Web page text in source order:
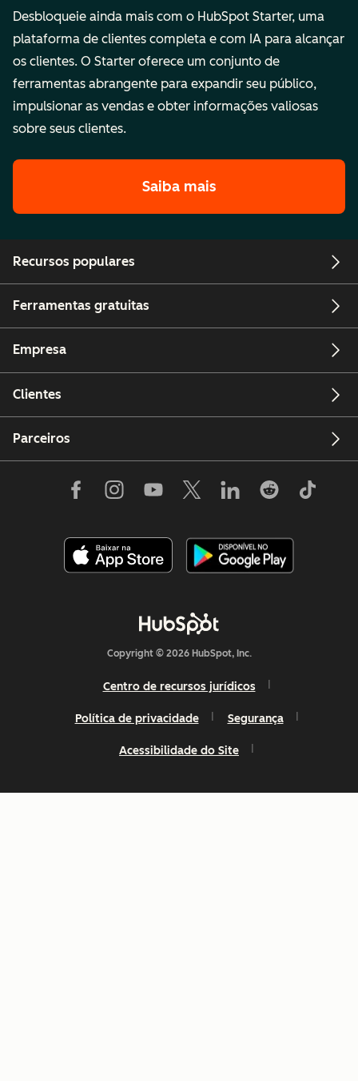
Desbloqueie ainda mais com o HubSpot Starter, uma
plataforma de clientes completa e com IA para alcançar
os clientes. O Starter oferece um conjunto de
ferramentas abrangente para expandir seu público,
impulsionar as vendas e obter informações valiosas
sobre seus clientes.
Saiba mais
Recursos populares
Ferramentas gratuitas
Empresa
Clientes
Parceiros
Copyright © 2026 HubSpot, Inc.
Centro de recursos jurídicos
Política de privacidade Segurança
Acessibilidade do Site